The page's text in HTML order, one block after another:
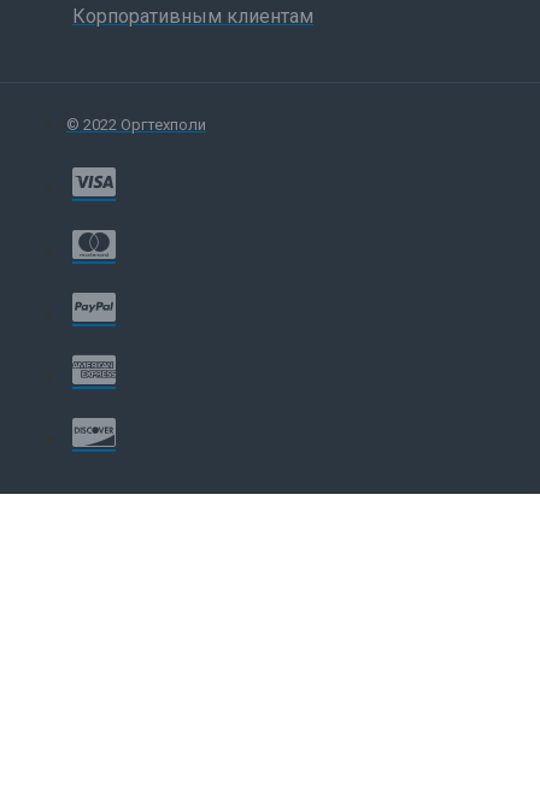
Корпоративным клиентам
© 2022 Оргтехполи